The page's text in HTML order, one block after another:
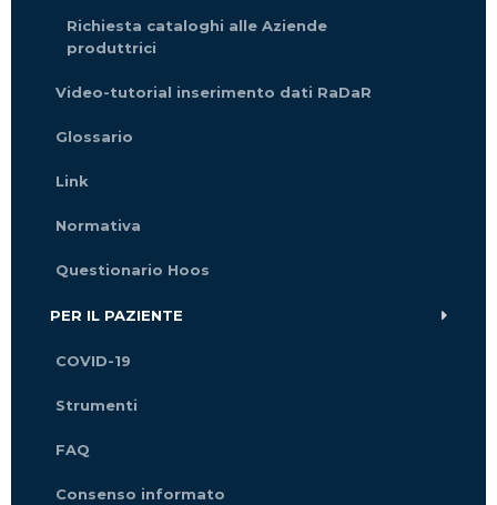
Richiesta cataloghi alle Aziende
produttrici
Video-tutorial inserimento dati RaDaR
Glossario
Link
Normativa
Questionario Hoos
PER IL PAZIENTE
COVID-19
Strumenti
FAQ
Consenso informato